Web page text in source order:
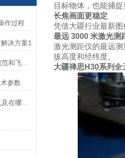
作过程
决方案1
M3E小型测绘无人机的操作规范和飞行安全要求
参数
RedEdge-MX相机的产品特点及在哪些方面可以使用
目标物体，也能捕
长焦画面更稳定
凭借大疆行业最新
最远 3000 米激光测
激光测距仪的最远
拔高度和经纬度。
大疆禅思H30系列